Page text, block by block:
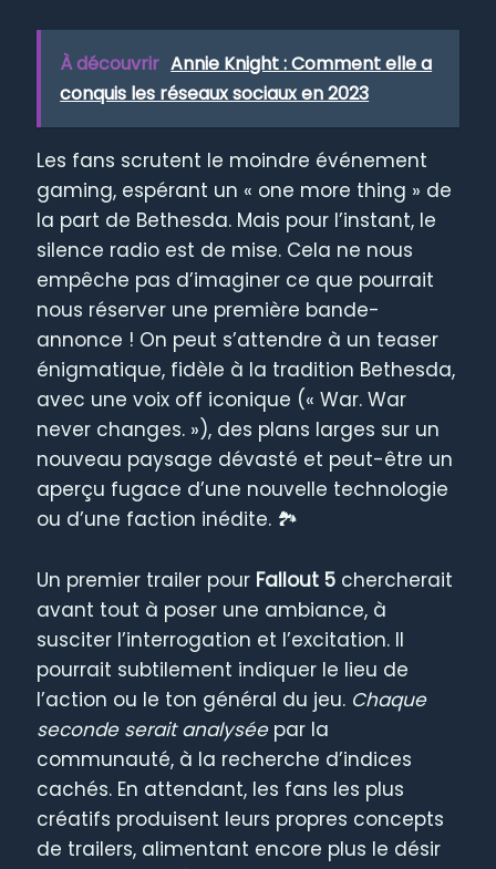
À découvrir Annie Knight : Comment elle a
conquis les réseaux sociaux en 2023
Les fans scrutent le moindre événement
gaming, espérant un « one more thing » de
la part de Bethesda. Mais pour l’instant, le
silence radio est de mise. Cela ne nous
empêche pas d’imaginer ce que pourrait
nous réserver une première bande-
annonce ! On peut s’attendre à un teaser
énigmatique, fidèle à la tradition Bethesda,
avec une voix off iconique (« War. War
never changes. »), des plans larges sur un
nouveau paysage dévasté et peut-être un
aperçu fugace d’une nouvelle technologie
ou d’une faction inédite. 🏞️
Un premier trailer pour Fallout 5 chercherait
avant tout à poser une ambiance, à
susciter l’interrogation et l’excitation. Il
pourrait subtilement indiquer le lieu de
l’action ou le ton général du jeu. Chaque
seconde serait analyséepar la
communauté, à la recherche d’indices
cachés. En attendant, les fans les plus
créatifs produisent leurs propres concepts
de trailers, alimentant encore plus le désir